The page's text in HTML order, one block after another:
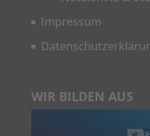
Impressum
WIR BILDEN AUS